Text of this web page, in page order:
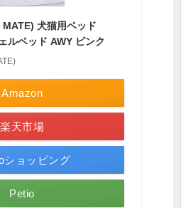
犬猫用ベッド
ルベッド AWY ピンク
Amazon
楽天市場
ショッピング
Petio